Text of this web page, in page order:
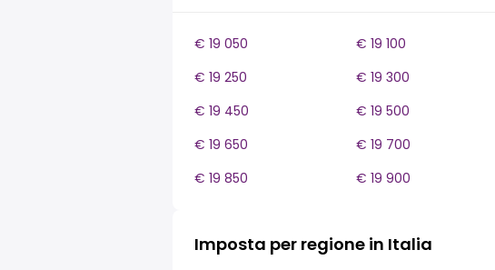
€ 19 050 € 19 100
€ 19 250
€ 19 300
€ 19 450
€ 19 500
€ 19 650
€ 19 700
€ 19 850
€ 19 900
Imposta per regione in Italia